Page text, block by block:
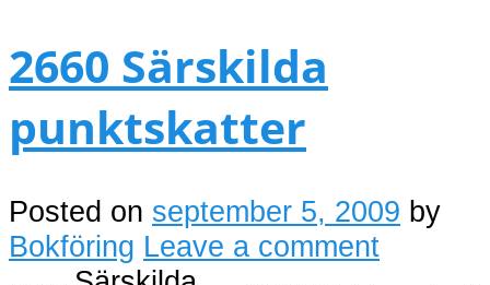
2660 Särskilda
punktskatter
Posted on september 5, 2009 by
Bokföring Leave a comment